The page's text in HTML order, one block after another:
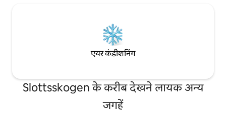
और कार से गॉथेनबर्ग डाउनटाउन से 30 मिनट की
हर चीज़ का ऐक्सेस मिल सकता है। रसोई पूरी तरह से
सुसज्जित है (माइक्रोवेव सहित नहीं)। वाईफाई और
एयर कंडीशनिंग
Slottsskogen के करीब देखने लायक अन्य
जगहें